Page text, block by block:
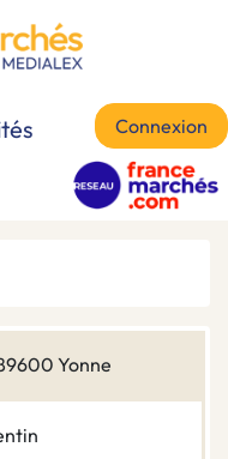
Connexion
Yonne